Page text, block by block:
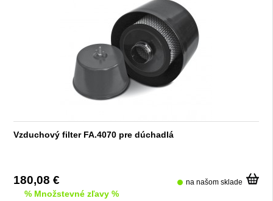
Vzduchový filter FA.4070 pre dúchadlá
180,08 € na našom sklade
% Množstevné zľavy %